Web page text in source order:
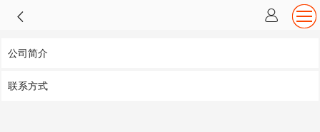
公司简介
联系方式